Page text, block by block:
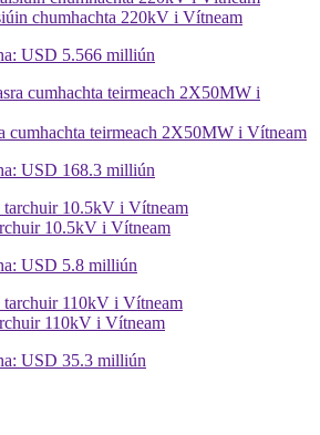
chumhachta 220kV i Vítneam
USD 5.566 milliún
cumhachta teirmeach 2X50MW i Vítneam
USD 168.3 milliún
10.5kV i Vítneam
USD 5.8 milliún
110kV i Vítneam
USD 35.3 milliún